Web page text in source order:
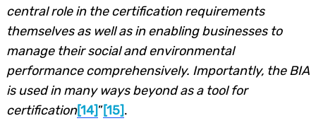
central role in the certification requirements
themselves as well as in enabling businesses to
manage their social and environmental
performance comprehensively. Importantly, the BIA
is used in many ways beyond as a tool for
certification[14]”[15].